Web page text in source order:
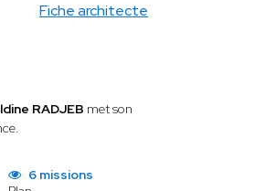
Fiche architecte
RADJEB met son
6 missions